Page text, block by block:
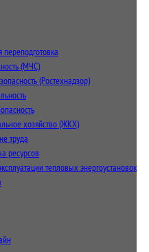
(МЧС)
(Ростехнадзор)
хозяйство (ЖКХ)
труда
ресурсов
тепловых энергоустановок